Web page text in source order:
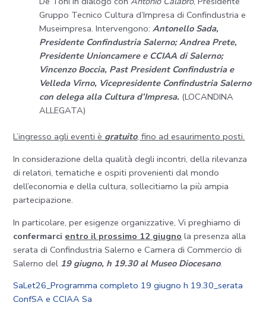
Gruppo Tecnico Cultura d’Impresa di Confindustria e
Museimpresa. Intervengono:Antonello Sada,
Presidente Confindustria Salerno; Andrea Prete,
Presidente Unioncamere e CCIAA di Salerno;
Vincenzo Boccia, Past President Confindustria e
Velleda Virno, Vicepresidente Confindustria Salerno
con delega alla Cultura d’Impresa. (LOCANDINA
ALLEGATA)
L’ingresso agli eventi è gratuito, fino ad esaurimento posti.
In considerazione della qualità degli incontri, della rilevanza
di relatori, tematiche e ospiti provenienti dal mondo
dell’economia e della cultura, sollecitiamo la più ampia
partecipazione.
In particolare, per esigenze organizzative, Vi preghiamo di
confermarci entro il prossimo 12 giugno la presenza alla
serata di Confindustria Salerno e Camera di Commercio di
Salerno del 19 giugno, h 19.30 al Museo Diocesano.
SaLet26_Programma completo 19 giugno h 19.30_serata
ConfSA e CCIAA Sa